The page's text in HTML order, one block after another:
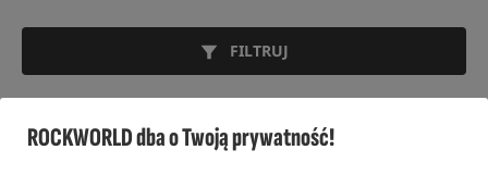
ROCKWORLD dba o Twoją prywatność!
FILTRUJ
FOTELE KARPIOWE CARP SPIRIT